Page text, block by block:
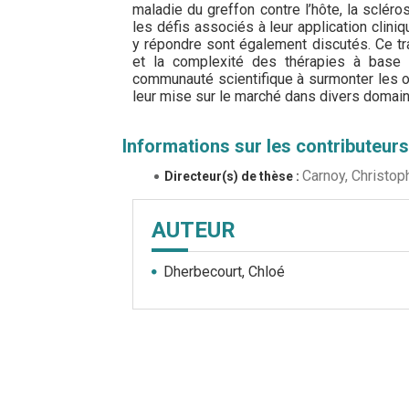
maladie du greffon contre l’hôte, la
les défis associés à leur application
y répondre sont également discutés. Ce
et la complexité des thérapies à base
communauté scientifique à surmonter
leur mise sur le marché dans divers
Informations sur les contributeurs
Directeur(s) de thèse : Carnoy,
AUTEUR
Dherbecourt, Chloé